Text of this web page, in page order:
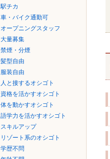
駅チカ
車・バイク通勤可
オープニングスタッフ
大量募集
禁煙・分煙
髪型自由
服装自由
人と接するオシゴト
資格を活かすオシゴト
体を動かすオシゴト
語学力を活かすオシゴト
スキルアップ
リゾート系のオシゴト
学歴不問